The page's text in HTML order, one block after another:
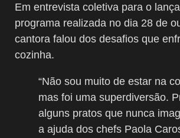
Em entrevista coletiva para o
programa realizada no dia 28 de
cantora falou dos desafios que
cozinha.
“Não sou muito de estar na
mas foi uma superdiversão.
alguns pratos que nunca
a ajuda dos chefs Paola